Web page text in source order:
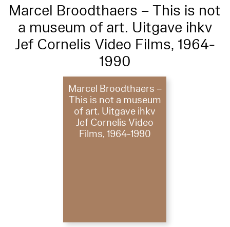
Marcel Broodthaers – This is not
a museum of art. Uitgave ihkv
Jef Cornelis Video Films, 1964-
1990
Marcel Broodthaers –
This is not a museum
of art. Uitgave ihkv
Jef Cornelis Video
Films, 1964-1990